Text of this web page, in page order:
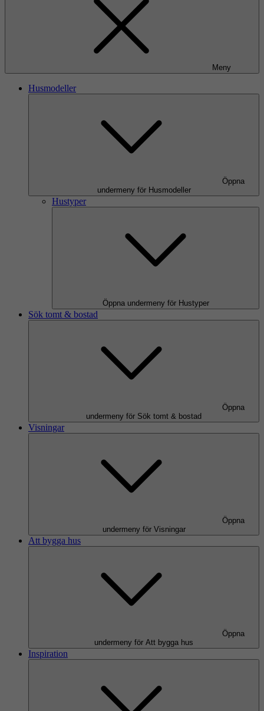
Meny
Husmodeller
Öppna
undermeny för Husmodeller
Hustyper
Öppna undermeny för Hustyper
Sök tomt & bostad
Öppna
undermeny för Sök tomt & bostad
Visningar
Öppna
undermeny för Visningar
Att bygga hus
Öppna
undermeny för Att bygga hus
Inspiration